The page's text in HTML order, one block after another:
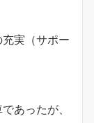
実（サポー
あったが、